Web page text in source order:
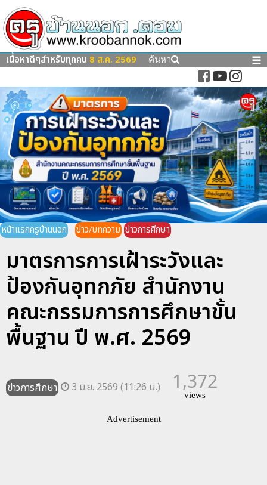
เนื้อหาดีๆสำหรับทุกคน 8 ส.ค. 2569 ค้นหา ☰
หน้าแรกครูบ้านนอก ข่าว/บทความ ข่าวการศึกษา
มาตรการการเฝ้าระวังและ
ป้องกันอุทกภัย สำนักงาน
คณะกรรมการการศึกษาขั้น
พื้นฐาน ปี พ.ศ. 2569
ข่าวการศึกษา 3 มิ.ย. 2569 (11:26 น.) 1,372
views
Advertisement